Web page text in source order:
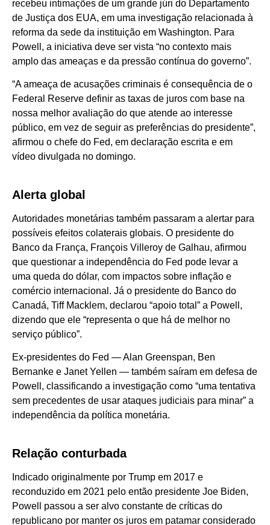
recebeu intimações de um grande júri do Departamento
de Justiça dos EUA, em uma investigação relacionada à
reforma da sede da instituição em Washington. Para
Powell, a iniciativa deve ser vista “no contexto mais
amplo das ameaças e da pressão contínua do governo”.
“A ameaça de acusações criminais é consequência de o
Federal Reserve definir as taxas de juros com base na
nossa melhor avaliação do que atende ao interesse
público, em vez de seguir as preferências do presidente”,
afirmou o chefe do Fed, em declaração escrita e em
vídeo divulgada no domingo.
Alerta global
Autoridades monetárias também passaram a alertar para
possíveis efeitos colaterais globais. O presidente do
Banco da França, François Villeroy de Galhau, afirmou
que questionar a independência do Fed pode levar a
uma queda do dólar, com impactos sobre inflação e
comércio internacional. Já o presidente do Banco do
Canadá, Tiff Macklem, declarou “apoio total” a Powell,
dizendo que ele “representa o que há de melhor no
serviço público”.
Ex-presidentes do Fed — Alan Greenspan, Ben
Bernanke e Janet Yellen — também saíram em defesa de
Powell, classificando a investigação como “uma tentativa
sem precedentes de usar ataques judiciais para minar” a
independência da política monetária.
Relação conturbada
Indicado originalmente por Trump em 2017 e
reconduzido em 2021 pelo então presidente Joe Biden,
Powell passou a ser alvo constante de críticas do
republicano por manter os juros em patamar considerado